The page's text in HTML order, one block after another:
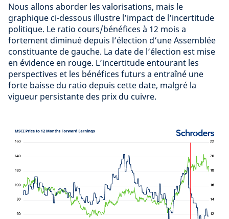
Nous allons aborder les valorisations, mais le
graphique ci-dessous illustre l’impact de l’incertitude
politique. Le ratio cours/bénéfices à 12 mois a
fortement diminué depuis l’élection d’une Assemblée
constituante de gauche. La date de l’élection est mise
en évidence en rouge. L’incertitude entourant les
perspectives et les bénéfices futurs a entraîné une
forte baisse du ratio depuis cette date, malgré la
vigueur persistante des prix du cuivre.